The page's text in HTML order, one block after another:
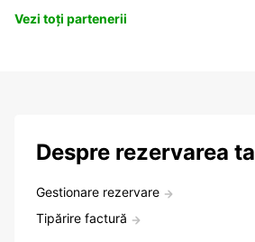
Vezi toți partenerii
Despre rezervarea ta
Gestionare rezervare
Tipărire factură